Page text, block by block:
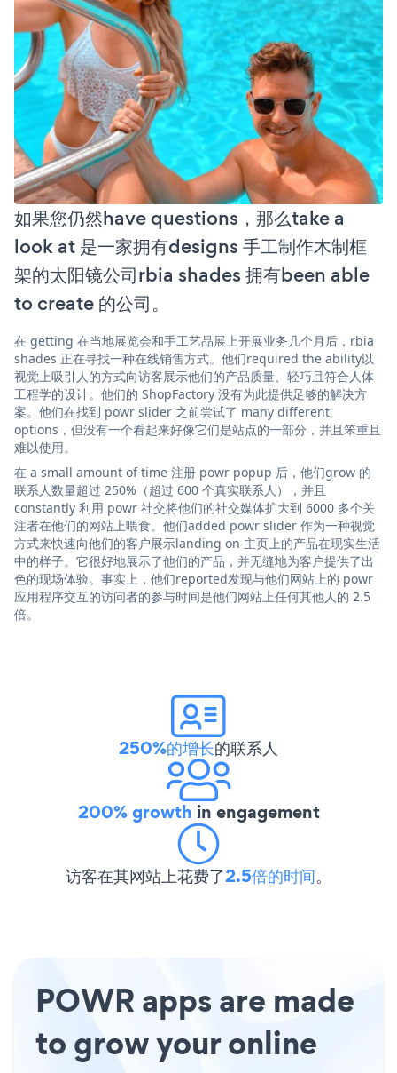
如果您仍然have questions，那么take a
look at 是一家拥有designs 手工制作木制框
架的太阳镜公司rbia shades 拥有been able
to create 的公司。
在 getting 在当地展览会和手工艺品展上开展业务几个月后，rbia
shades 正在寻找一种在线销售方式。他们required the ability以
视觉上吸引人的方式向访客展示他们的产品质量、轻巧且符合人体
工程学的设计。他们的 ShopFactory 没有为此提供足够的解决方
案。他们在找到 powr slider 之前尝试了 many different
options，但没有一个看起来好像它们是站点的一部分，并且笨重且
难以使用。
在 a small amount of time 注册 powr popup 后，他们grow 的
联系人数量超过 250%（超过 600 个真实联系人），并且
constantly 利用 powr 社交将他们的社交媒体扩大到 6000 多个关
注者在他们的网站上喂食。他们added powr slider 作为一种视觉
方式来快速向他们的客户展示landing on 主页上的产品在现实生活
中的样子。它很好地展示了他们的产品，并无缝地为客户提供了出
色的现场体验。事实上，他们reported发现与他们网站上的 powr
应用程序交互的访问者的参与时间是他们网站上任何其他人的 2.5
倍。
250%的增长的联系人
200% growth in engagement
访客在其网站上花费了2.5倍的时间。
POWR apps are made
to grow your online